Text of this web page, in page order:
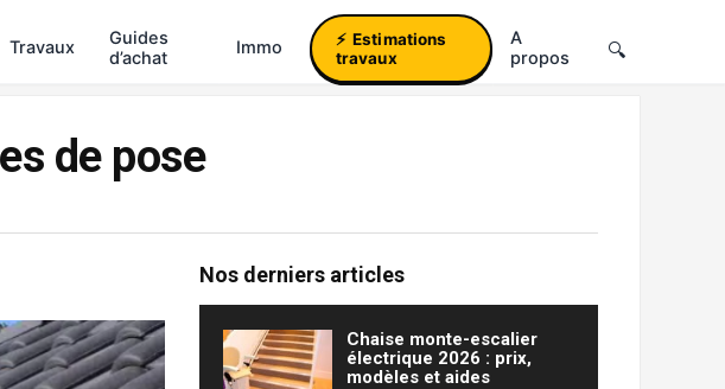
Travaux
Guides
d’achat
Immo
Estimations
travaux
A
propos
de pose
Nos derniers articles
Chaise monte-escalier
électrique 2026 : prix,
modèles et aides